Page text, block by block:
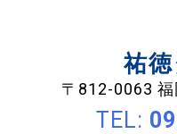
祐
〒812-0063
TEL: